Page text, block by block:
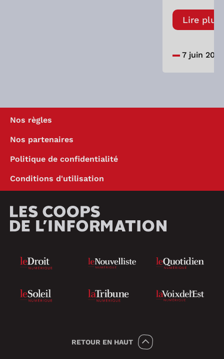
Lire plus
7 juin
Nos règles
Nos partenaires
Politique de confidentialité
Conditions d'utilisation
RETOUR EN HAUT